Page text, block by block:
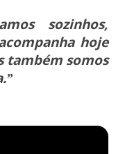
sozinhos,
hoje
também somos